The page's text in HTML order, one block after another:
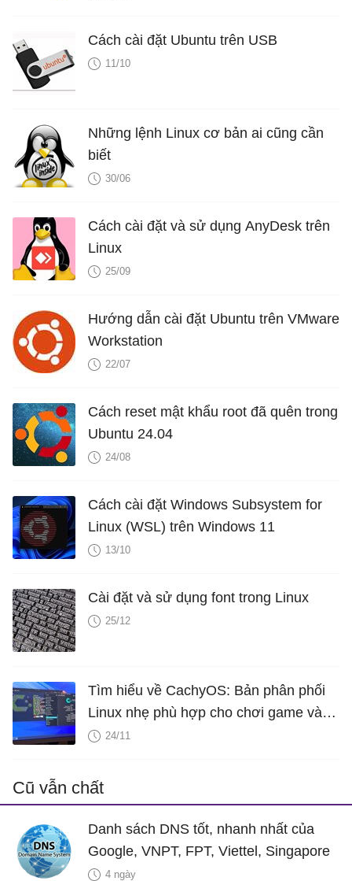
Cách cài đặt Ubuntu trên USB
11/10
Những lệnh Linux cơ bản ai cũng cần
biết
30/06
Cách cài đặt và sử dụng AnyDesk trên
Linux
25/09
Hướng dẫn cài đặt Ubuntu trên VMware
Workstation
22/07
Cách reset mật khẩu root đã quên trong
Ubuntu 24.04
24/08
Cách cài đặt Windows Subsystem for
Linux (WSL) trên Windows 11
13/10
Cài đặt và sử dụng font trong Linux
25/12
Tìm hiểu về CachyOS: Bản phân phối
Linux nhẹ phù hợp cho chơi game và
phần cứng cấp thấp
24/11
Cũ vẫn chất
Danh sách DNS tốt, nhanh nhất của
Google, VNPT, FPT, Viettel, Singapore
4 ngày